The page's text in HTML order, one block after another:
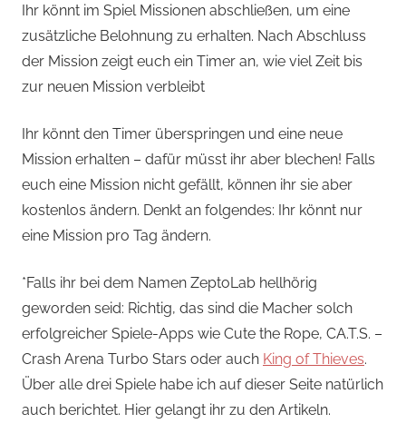
Ihr könnt im Spiel Missionen abschließen, um eine
zusätzliche Belohnung zu erhalten. Nach Abschluss
der Mission zeigt euch ein Timer an, wie viel Zeit bis
zur neuen Mission verbleibt
Ihr könnt den Timer überspringen und eine neue
Mission erhalten – dafür müsst ihr aber blechen! Falls
euch eine Mission nicht gefällt, können ihr sie aber
kostenlos ändern. Denkt an folgendes: Ihr könnt nur
eine Mission pro Tag ändern.
*Falls ihr bei dem Namen ZeptoLab hellhörig
geworden seid: Richtig, das sind die Macher solch
erfolgreicher Spiele-Apps wie Cute the Rope, CA.T.S. –
Crash Arena Turbo Stars oder auch King of Thieves.
Über alle drei Spiele habe ich auf dieser Seite natürlich
auch berichtet. Hier gelangt ihr zu den Artikeln.